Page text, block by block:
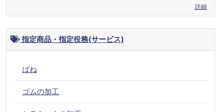
詳細
指定商品・指定役務(サービス)
ばね
ゴムの加工